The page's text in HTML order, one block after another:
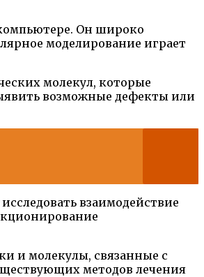
Он широко
моделирование играет
молекул, которые
возможные дефекты или
взаимодействие
и молекулы, связанные с
методов лечения